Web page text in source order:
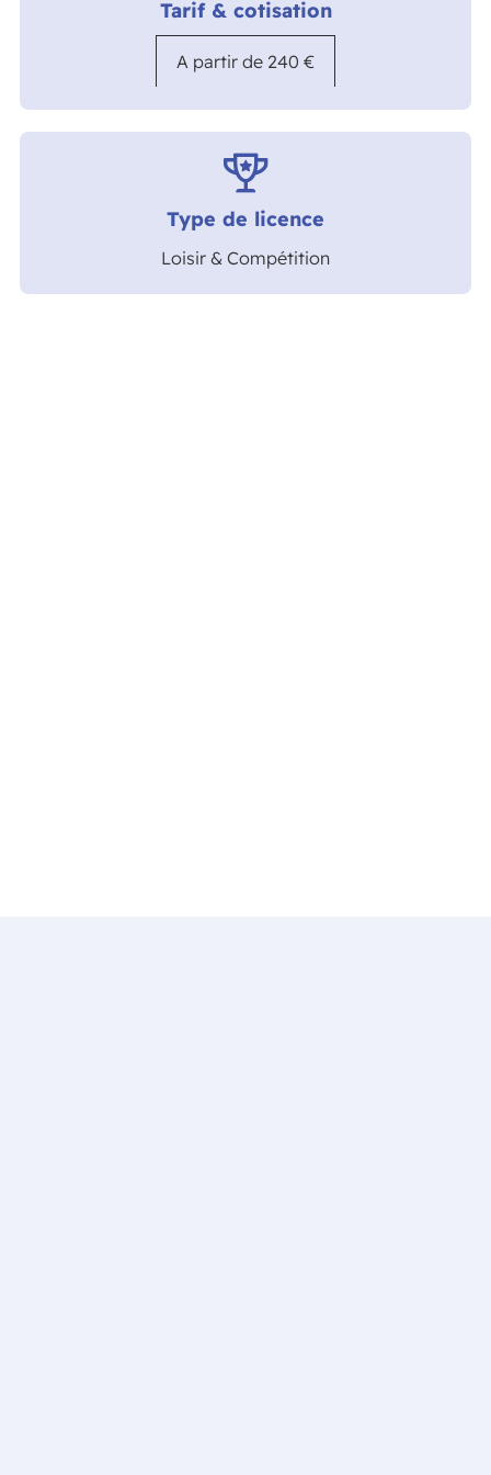
Venez faire un essai et rejoignez une section où
rigueur rime avec plaisir !
Tarif & cotisation
A partir de 240 €
Type de licence
Loisir & Compétition